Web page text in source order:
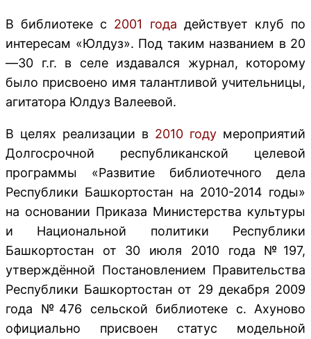
В библиотеке с 2001 года действует клуб по
интересам «Юлдуз». Под таким названием в 20
—30 г.г. в селе издавался журнал, которому
было присвоено имя талантливой учительницы,
агитатора Юлдуз Валеевой.
В целях реализации в 2010 году мероприятий
Долгосрочной республиканской целевой
программы «Развитие библиотечного дела
Республики Башкортостан на 2010-2014 годы»
на основании Приказа Министерства культуры
и Национальной политики Республики
Башкортостан от 30 июля 2010 года №197,
утверждённой Постановлением Правительства
Республики Башкортостан от 29 декабря 2009
года №476 сельской библиотеке с. Ахуново
официально присвоен статус модельной